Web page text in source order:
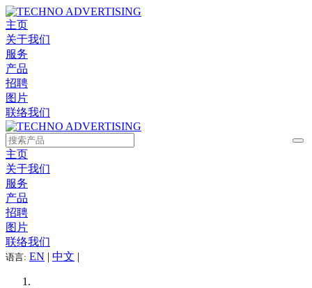
主页
关于我们
服务
产品
招聘
图片
联络我们
主页
关于我们
服务
产品
招聘
图片
联络我们
语言: EN | 中文 |